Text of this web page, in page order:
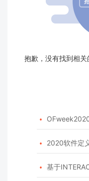
抱歉，没有找到相

 2020软件定
 基于